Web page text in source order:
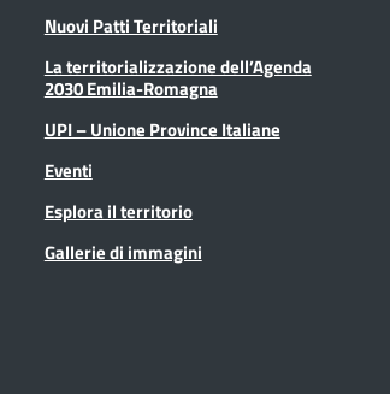
Nuovi Patti Territoriali
La territorializzazione dell’Agenda
2030 Emilia-Romagna
UPI – Unione Province Italiane
Eventi
Esplora il territorio
Gallerie di immagini